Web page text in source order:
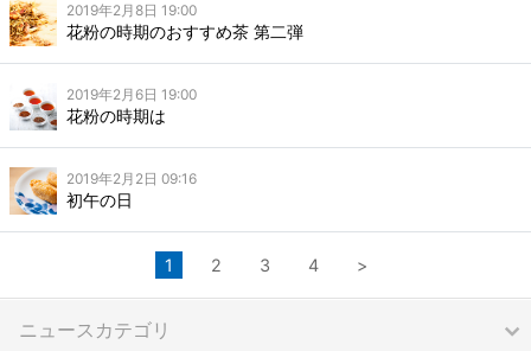
2019年2月8日 19:00
花粉の時期のおすすめ茶 第二弾
2019年2月6日 19:00
花粉の時期は
2019年2月2日 09:16
初午の日
1 2 3 4 >
ニュースカテゴリ